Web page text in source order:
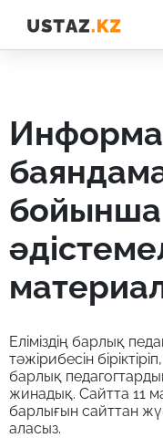
информатика
Еліміздің барлық
тәжірибесін
барлық
жинадық. Сайтта 11
барлығын сайттан
аласыз.